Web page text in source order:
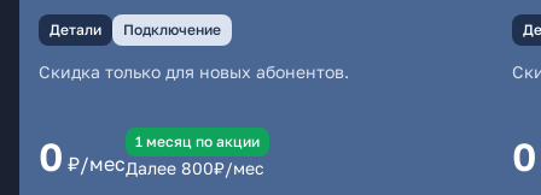
Детали Подключение
Скидка только для новых абонентов.
0 ₽/мес
1 месяц по акции
Далее 800₽/мес 0